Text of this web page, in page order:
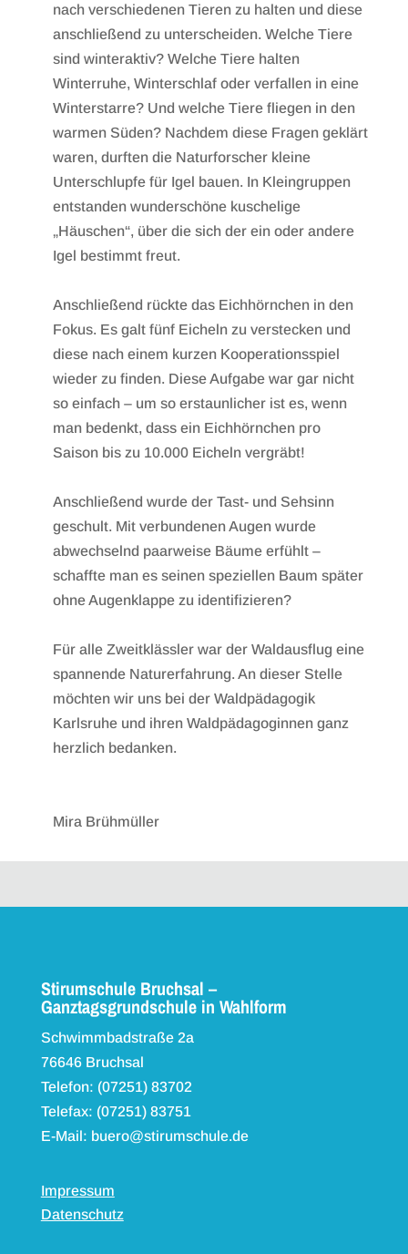
nach verschiedenen Tieren zu halten und diese
anschließend zu unterscheiden. Welche Tiere
sind winteraktiv? Welche Tiere halten
Winterruhe, Winterschlaf oder verfallen in eine
Winterstarre? Und welche Tiere fliegen in den
warmen Süden? Nachdem diese Fragen geklärt
waren, durften die Naturforscher kleine
Unterschlupfe für Igel bauen. In Kleingruppen
entstanden wunderschöne kuschelige
„Häuschen“, über die sich der ein oder andere
Igel bestimmt freut.
Anschließend rückte das Eichhörnchen in den
Fokus. Es galt fünf Eicheln zu verstecken und
diese nach einem kurzen Kooperationsspiel
wieder zu finden. Diese Aufgabe war gar nicht
so einfach – um so erstaunlicher ist es, wenn
man bedenkt, dass ein Eichhörnchen pro
Saison bis zu 10.000 Eicheln vergräbt!
Anschließend wurde der Tast- und Sehsinn
geschult. Mit verbundenen Augen wurde
abwechselnd paarweise Bäume erfühlt –
schaffte man es seinen speziellen Baum später
ohne Augenklappe zu identifizieren?
Für alle Zweitklässler war der Waldausflug eine
spannende Naturerfahrung. An dieser Stelle
möchten wir uns bei der Waldpädagogik
Karlsruhe und ihren Waldpädagoginnen ganz
herzlich bedanken.
Mira Brühmüller
Stirumschule Bruchsal –
Ganztagsgrundschule in Wahlform
Schwimmbadstraße 2a
76646 Bruchsal
Telefon: (07251) 83702
Telefax: (07251) 83751
E-Mail: buero@stirumschule.de
Impressum
Datenschutz